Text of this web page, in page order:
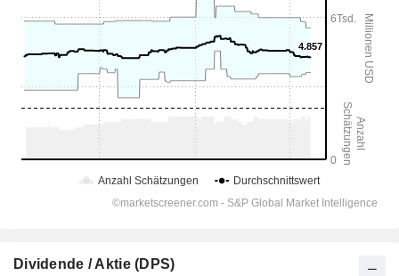
Dividende / Aktie (DPS)